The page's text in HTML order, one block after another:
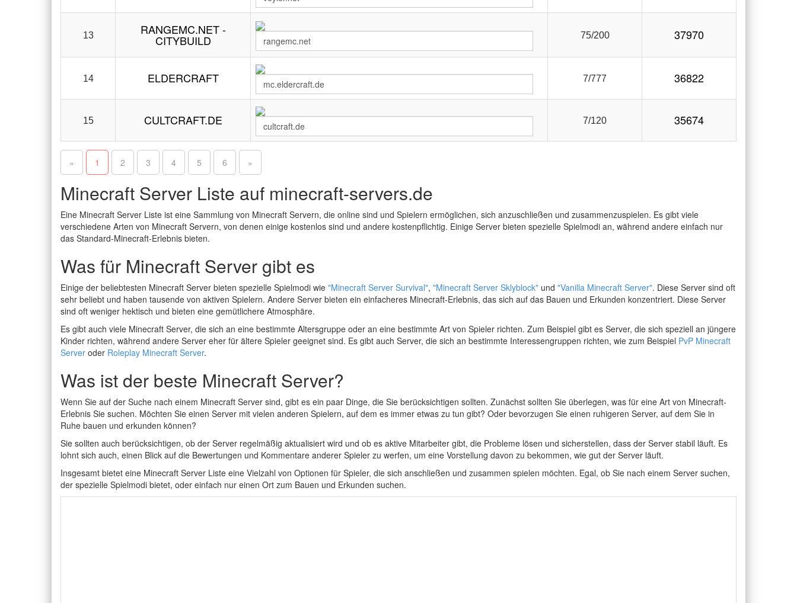
13 RANGEMC.NET -
CITYBUILD 75/200 37970
14 ELDERCRAFT 7/777 36822
15 CULTCRAFT.DE 7/120 35674
« 1 2 3 4 5 6 »
Minecraft Server Liste auf minecraft-servers.de
Eine Minecraft Server Liste ist eine Sammlung von Minecraft Servern, die online sind und Spielern ermöglichen, sich anzuschließen und zusammenzuspielen. Es gibt viele
verschiedene Arten von Minecraft Servern, von denen einige kostenlos sind und andere kostenpflichtig. Einige Server bieten spezielle Spielmodi an, während andere einfach nur
das Standard-Minecraft-Erlebnis bieten.
Was für Minecraft Server gibt es
Einige der beliebtesten Minecraft Server bieten spezielle Spielmodi wie "Minecraft Server Survival", "Minecraft Server Sklyblock" und "Vanilla Minecraft Server". Diese Server sind oft
sehr beliebt und haben tausende von aktiven Spielern. Andere Server bieten ein einfacheres Minecraft-Erlebnis, das sich auf das Bauen und Erkunden konzentriert. Diese Server
sind oft weniger hektisch und bieten eine gemütlichere Atmosphäre.
Es gibt auch viele Minecraft Server, die sich an eine bestimmte Altersgruppe oder an eine bestimmte Art von Spieler richten. Zum Beispiel gibt es Server, die sich speziell an jüngere
Kinder richten, während andere Server eher für ältere Spieler geeignet sind. Es gibt auch Server, die sich an bestimmte Interessengruppen richten, wie zum Beispiel PvP Minecraft
Server oder Roleplay Minecraft Server.
Was ist der beste Minecraft Server?
Wenn Sie auf der Suche nach einem Minecraft Server sind, gibt es ein paar Dinge, die Sie berücksichtigen sollten. Zunächst sollten Sie überlegen, was für eine Art von Minecraft-
Erlebnis Sie suchen. Möchten Sie einen Server mit vielen anderen Spielern, auf dem es immer etwas zu tun gibt? Oder bevorzugen Sie einen ruhigeren Server, auf dem Sie in
Ruhe bauen und erkunden können?
Sie sollten auch berücksichtigen, ob der Server regelmäßig aktualisiert wird und ob es aktive Mitarbeiter gibt, die Probleme lösen und sicherstellen, dass der Server stabil läuft. Es
lohnt sich auch, einen Blick auf die Bewertungen und Kommentare anderer Spieler zu werfen, um eine Vorstellung davon zu bekommen, wie gut der Server läuft.
Insgesamt bietet eine Minecraft Server Liste eine Vielzahl von Optionen für Spieler, die sich anschließen und zusammen spielen möchten. Egal, ob Sie nach einem Server suchen,
der spezielle Spielmodi bietet, oder einfach nur einen Ort zum Bauen und Erkunden suchen.